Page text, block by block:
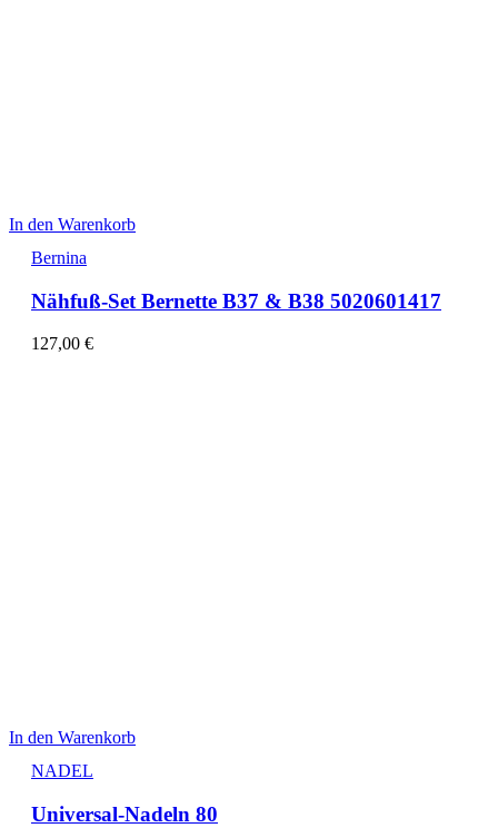
In den Warenkorb
Bernina
Nähfuß-Set Bernette B37 & B38 5020601417
127,00 €
In den Warenkorb
NADEL
Universal-Nadeln 80